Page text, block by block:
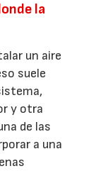
la
un aire
suele
y otra
de las
a una